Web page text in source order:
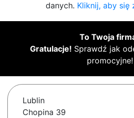
danych. Kliknij, aby się
To Twoja
Gratulacje! Sprawdź jak
promocyjne!
Lublin
Chopina 39